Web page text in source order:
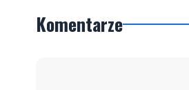
Komentarze